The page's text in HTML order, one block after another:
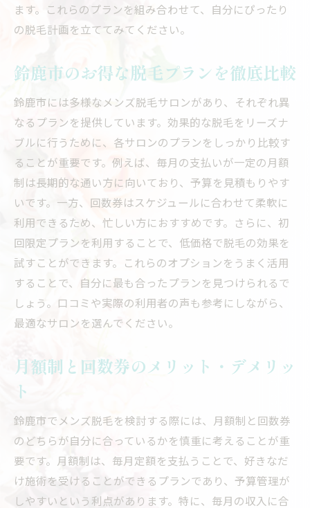
ます。これらのプランを組み合わせて、自分にぴったり
の脱毛計画を立ててみてください。
鈴鹿市のお得な脱毛プランを徹底比較
鈴鹿市には多様なメンズ脱毛サロンがあり、それぞれ異
なるプランを提供しています。効果的な脱毛をリーズナ
ブルに行うために、各サロンのプランをしっかり比較す
ることが重要です。例えば、毎月の支払いが一定の月額
制は長期的な通い方に向いており、予算を見積もりやす
いです。一方、回数券はスケジュールに合わせて柔軟に
利用できるため、忙しい方におすすめです。さらに、初
回限定プランを利用することで、低価格で脱毛の効果を
試すことができます。これらのオプションをうまく活用
することで、自分に最も合ったプランを見つけられるで
しょう。口コミや実際の利用者の声も参考にしながら、
最適なサロンを選んでください。
月額制と回数券のメリット・デメリッ
ト
鈴鹿市でメンズ脱毛を検討する際には、月額制と回数券
のどちらが自分に合っているかを慎重に考えることが重
要です。月額制は、毎月定額を支払うことで、好きなだ
け施術を受けることができるプランであり、予算管理が
しやすいという利点があります。特に、毎月の収入に合